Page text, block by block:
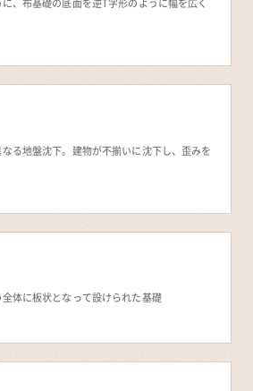
る地盤沈下。建物が不揃いに沈下し、歪みを
体に板状となって設けられた基礎